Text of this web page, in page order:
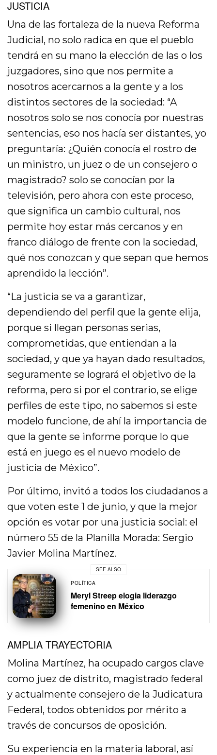
JUSTICIA
Una de las fortaleza de la nueva Reforma
Judicial, no solo radica en que el pueblo
tendrá en su mano la elección de las o los
juzgadores, sino que nos permite a
nosotros acercarnos a la gente y a los
distintos sectores de la sociedad: “A
nosotros solo se nos conocía por nuestras
sentencias, eso nos hacía ser distantes, yo
preguntaría: ¿Quién conocía el rostro de
un ministro, un juez o de un consejero o
magistrado? solo se conocían por la
televisión, pero ahora con este proceso,
que significa un cambio cultural, nos
permite hoy estar más cercanos y en
franco diálogo de frente con la sociedad,
qué nos conozcan y que sepan que hemos
aprendido la lección”.
“La justicia se va a garantizar,
dependiendo del perfil que la gente elija,
porque si llegan personas serias,
comprometidas, que entiendan a la
sociedad, y que ya hayan dado resultados,
seguramente se logrará el objetivo de la
reforma, pero si por el contrario, se elige
perfiles de este tipo, no sabemos si este
modelo funcione, de ahí la importancia de
que la gente se informe porque lo que
está en juego es el nuevo modelo de
justicia de México”.
Por último, invitó a todos los ciudadanos a
que voten este 1 de junio, y que la mejor
opción es votar por una justicia social: el
número 55 de la Planilla Morada: Sergio
Javier Molina Martínez.
SEE ALSO
POLÍTICA
Meryl Streep elogia liderazgo
femenino en México
AMPLIA TRAYECTORIA
Molina Martínez, ha ocupado cargos clave
como juez de distrito, magistrado federal
y actualmente consejero de la Judicatura
Federal, todos obtenidos por mérito a
través de concursos de oposición.
Su experiencia en la materia laboral, así